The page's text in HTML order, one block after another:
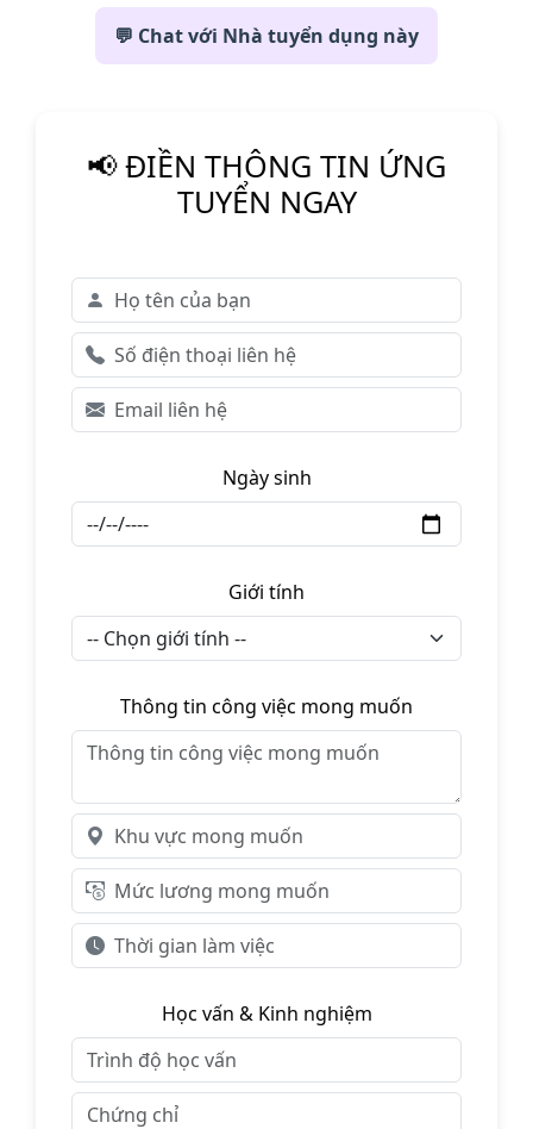
💬 Chat với Nhà tuyển dụng này
📢 ĐIỀN THÔNG TIN ỨNG
TUYỂN NGAY
Ngày sinh
Giới tính
Thông tin công việc mong muốn
Học vấn & Kinh nghiệm